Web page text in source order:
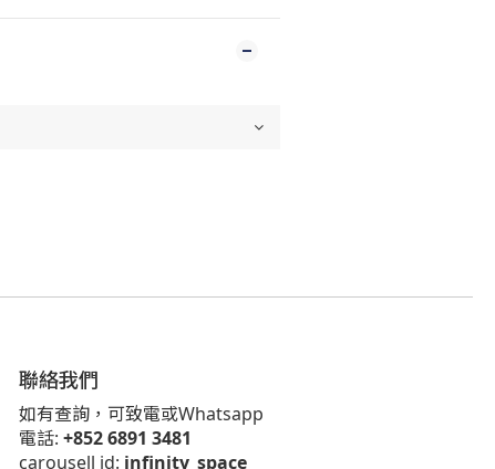
聯絡我們
如有查詢，可致電或Whatsapp
電話: +852 6891 3481
carousell id: infinity_space